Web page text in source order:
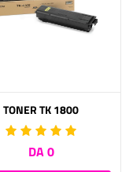
TONER TK 1800
0 DA